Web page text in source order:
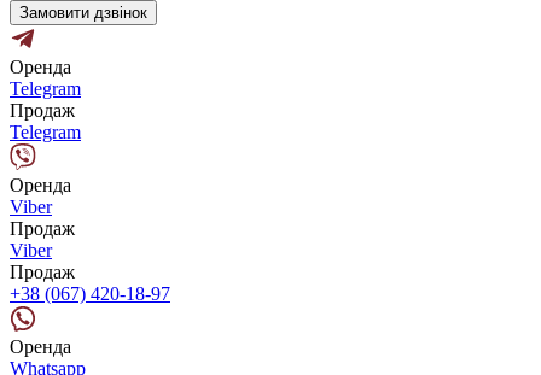
Замовити дзвінок
Оренда
Telegram
Продаж
Telegram
Оренда
Viber
Продаж
Viber
Продаж
+38 (067) 420-18-97
Оренда
Whatsapp